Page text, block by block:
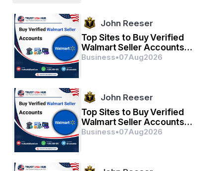
ରାମ ଦୁଆରେ ତୁମ୍ ରଖୱାରେ
ହୋତ ନ ଆଜ୍ଞା ବିନୁ ପୈସାରେ
ସବ ସୁଖ ଲହୈ ତୁହାରୀ ସରନା
ତୁମ ରକ୍ଷକ କାହୂ କୋ ଡର ନା
ଆପନ ତେଜ ସଂହାରୋ ଆପୈ
ତିନୋଁ ଲୋକ ହାଁକ ତେ କାଁପୈ
John Reeser
Top Sites to Buy Verified
Walmart Seller Accounts
Safely in 2026
Business•07Aug2026
John Reeser
Top Sites to Buy Verified
Walmart Seller Accounts
Safely in 2026
Business•07Aug2026